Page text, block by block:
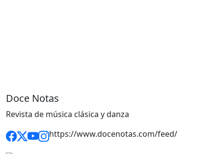
Doce Notas
Revista de música clásica y danza
https://www.docenotas.com/feed/